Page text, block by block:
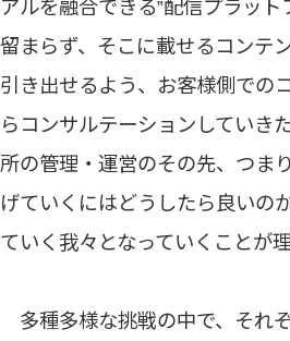
アルを融合できる‟配信プラッ
留まらず、そこに載せるコンテ
引き出せるよう、お客様側での
らコンサルテーションしていき
所の管理・運営のその先、つま
げていくにはどうしたら良いの
ていく我々となっていくことが理
多種多様な挑戦の中で、それ